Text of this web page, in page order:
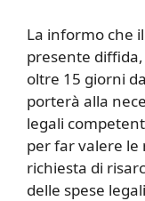
La informo che
presente
oltre 15 giorni
porterà alla
legali
per far valere le
richiesta di
delle spese